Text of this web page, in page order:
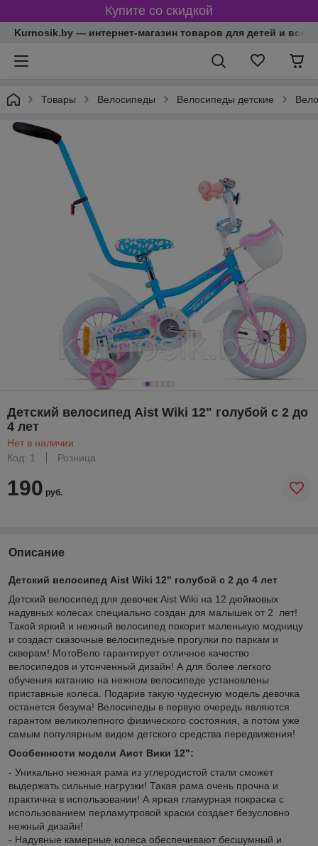
Купите со скидкой
Kurnosik.by — интернет-магазин товаров для детей и всей
Товары Велосипеды Велосипеды детские
Детский велосипед Aist Wiki 12" голубой c 2 до
4 лет
Нет в наличии
Код: 1
Розница
190 руб.
Описание
Детский велосипед Aist Wiki 12" голубой c 2 до 4 лет
Детский велосипед для девочек Aist Wiki на 12 дюймовых
надувных колесах специально создан для малышек от 2 лет!
Такой яркий и нежный велосипед покорит маленькую модницу
и создаст сказочные велосипедные прогулки по паркам и
скверам! МотоВело гарантирует отличное качество
велосипедов и утонченный дизайн! А для более легкого
обучения катанию на нежном велосипеде установлены
приставные колеса. Подарив такую чудесную модель девочка
останется безума! Велосипеды в первую очередь являются
гарантом великолепного физического состояния, а потом уже
самым популярным видом детского средства передвижения!
Особенности модели Аист Вики 12":
- Уникально нежная рама из углеродистой стали сможет
выдержать сильные нагрузки! Такая рама очень прочна и
практична в использовании! А яркая гламурная покраска с
использованием перламутровой краски создает безусловно
нежный дизайн!
- Надувные камерные колеса обеспечивают бесшумный и